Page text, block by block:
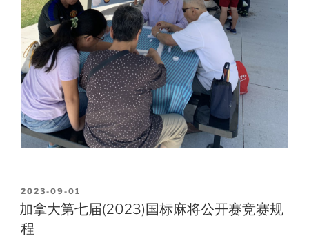
POSTED
ON
2023-09-01
加拿大第七届(2023)国标麻将公开赛竞赛规
程